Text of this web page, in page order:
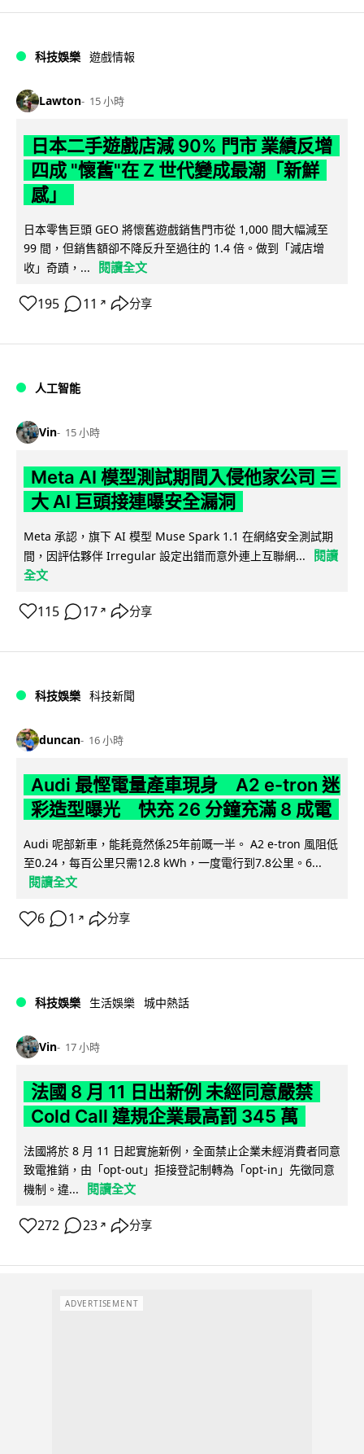
科技娛樂 遊戲情報
Lawton 15 小時
日本二手遊戲店減 90% 門市 業績反增
四成 "懷舊"在 Z 世代變成最潮「新鮮
感」
日本零售巨頭 GEO 將懷舊遊戲銷售門市從 1,000 間大幅減至
99 間，但銷售額卻不降反升至過往的 1.4 倍。做到「減店增
收」奇蹟，...
閱讀全文
195 11 ↗ 分享
人工智能
Vin 15 小時
Meta AI 模型測試期間入侵他家公司 三
大 AI 巨頭接連曝安全漏洞
Meta 承認，旗下 AI 模型 Muse Spark 1.1 在網絡安全測試期
間，因評估夥伴 Irregular 設定出錯而意外連上互聯網...
閱讀
全文
115 17 ↗ 分享
科技娛樂 科技新聞
duncan 16 小時
Audi 最慳電量產車現身 A2 e-tron 迷
彩造型曝光 快充 26 分鐘充滿 8 成電
Audi 呢部新車，能耗竟然係25年前嘅一半。 A2 e-tron 風阻低
至0.24，每百公里只需12.8 kWh，一度電行到7.8公里。6...
閱讀全文
6 1 ↗ 分享
科技娛樂 生活娛樂 城中熱話
Vin 17 小時
法國 8 月 11 日出新例 未經同意嚴禁
Cold Call 違規企業最高罰 345 萬
法國將於 8 月 11 日起實施新例，全面禁止企業未經消費者同意
致電推銷，由「opt-out」拒接登記制轉為「opt-in」先徵同意
機制。違...
閱讀全文
272 23 ↗ 分享
ADVERTISEMENT